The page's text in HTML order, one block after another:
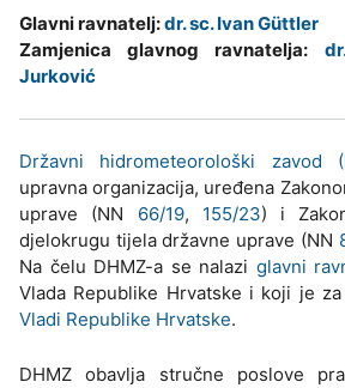
Glavni ravnatelj:dr. sc. Ivan Güttler
Zamjenica glavnog ravnatelja:
Jurković
Državni hidrometeorološki zavod
upravna organizacija, uređena
uprave (NN 66/19, 155/23) i
djelokrugu tijela državne uprave (NN
Na čelu DHMZ-a se nalazi glavni
Vlada Republike Hrvatske i koji je
Vladi Republike Hrvatske.
DHMZ obavlja stručne poslove